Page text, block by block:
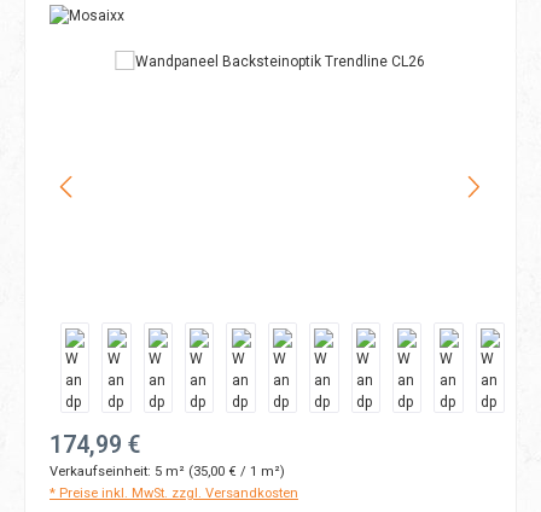
Bildergalerie überspringen
Regulärer Preis:
174,99 €
Verkaufseinheit: 5 m² (35,00 € / 1 m²)
* Preise inkl. MwSt. zzgl. Versandkosten